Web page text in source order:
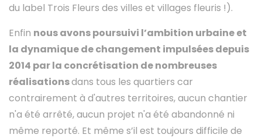
du label Trois Fleurs des villes et villages fleuris !).
Enfin nous avons poursuivi l’ambition urbaine et
la dynamique de changement impulsées depuis
2014 par la concrétisation de nombreuses
réalisationsdans tous les quartiers car
contrairement à d'autres territoires, aucun chantier
n'a été arrêté, aucun projet n'a été abandonné ni
même reporté. Et même s’il est toujours difficile de